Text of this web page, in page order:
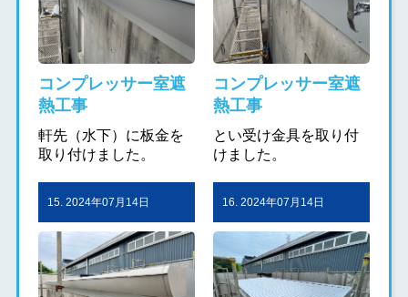
コンプレッサー室遮
熱工事
軒先（水下）に板金を
取り付けました。
コンプレッサー室遮
熱工事
とい受け金具を取り付
けました。
15. 2024年07月14日 16. 2024年07月14日